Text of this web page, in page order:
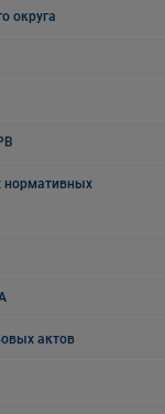
округа
нормативных
актов